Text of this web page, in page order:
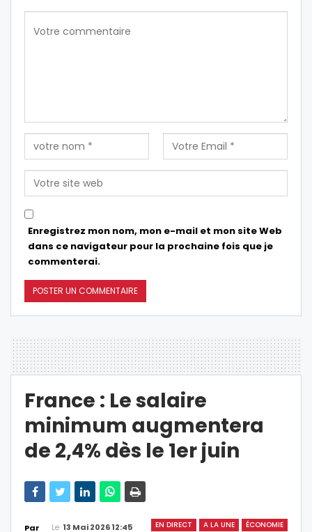
Enregistrez mon nom, mon e-mail et mon site Web
dans ce navigateur pour la prochaine fois que je
commenterai.
France : Le salaire
minimum augmentera
de 2,4% dès le 1er juin
EN DIRECT A LA UNE ÉCONOMIE
Par Le 13 Mai 2026 12:45